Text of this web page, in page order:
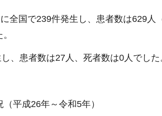
全国で239件発生し、患者数は629人
、患者数は27人、死者数は0人でした
平成26年～令和5年）